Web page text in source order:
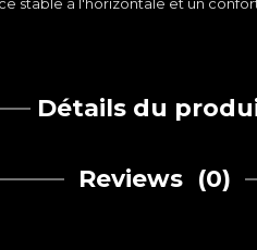
Détails du
Reviews (0)